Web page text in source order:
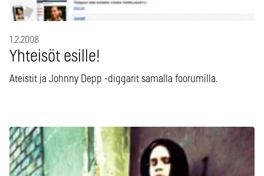
1.2.2008
Yhteisöt esille!
Ateistit ja Johnny Depp -diggarit samalla foorumilla.